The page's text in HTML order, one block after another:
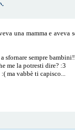
.
una mamma e
sfornare sempre
me la potresti dire? :3
ma vabbè ti capisco...